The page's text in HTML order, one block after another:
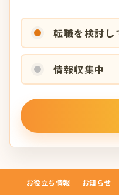
転職を検討し
情報収集中
お役立ち情報 お知らせ